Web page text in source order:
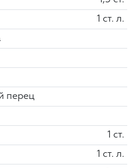
1 ст. л.
перец
1 ст.
1 ст. л.